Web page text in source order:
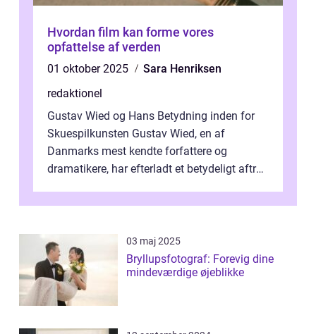
Hvordan film kan forme vores
opfattelse af verden
01 oktober 2025
Sara Henriksen
redaktionel
Gustav Wied og Hans Betydning inden for
Skuespilkunsten Gustav Wied, en af
Danmarks mest kendte forfattere og
dramatikere, har efterladt et betydeligt aftryk
03 maj 2025
Bryllupsfotograf: Forevig dine
mindeværdige øjeblikke